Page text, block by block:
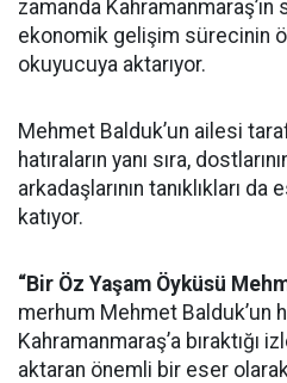
zamanda
ekonomik gelişim sürecinin
okuyucuya aktarıyor.
Mehmet Balduk’un ailesi
hatıraların yanı sıra,
arkadaşlarının tanıklıkları
katıyor.
“Bir Öz Yaşam Öyküsü
merhum Mehmet Balduk’un
Kahramanmaraş’a bıraktığı
aktaran önemli bir eser